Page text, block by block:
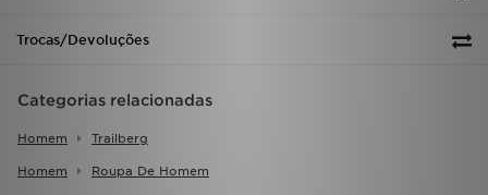
Trocas/Devoluções
Categorias relacionadas
Homem Trailberg
Homem Roupa De Homem